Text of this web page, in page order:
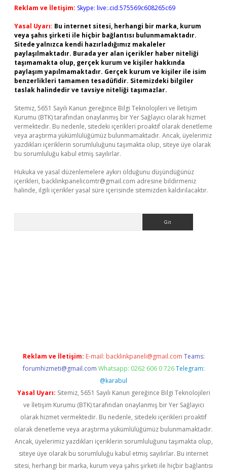
Reklam ve İletişim: Skype: live:.cid.575569c608265c69
Yasal Uyarı: Bu internet sitesi, herhangi bir marka, kurum
veya şahıs şirketi ile hiçbir bağlantısı bulunmamaktadır.
Sitede yalnızca kendi hazırladığımız makaleler
paylaşılmaktadır. Burada yer alan içerikler haber niteliği
taşımamakta olup, gerçek kurum ve kişiler hakkında
paylaşım yapılmamaktadır. Gerçek kurum ve kişiler ile isim
benzerlikleri tamamen tesadüfidir. Sitemizdeki bilgiler
taslak halindedir ve tavsiye niteliği taşımazlar.
Sitemiz, 5651 Sayılı Kanun gereğince Bilgi Teknolojileri ve İletişim
Kurumu (BTK) tarafından onaylanmış bir Yer Sağlayıcı olarak hizmet
vermektedir. Bu nedenle, sitedeki içerikleri proaktif olarak denetleme
veya araştırma yükümlülüğümüz bulunmamaktadır. Ancak, üyelerimiz
yazdıkları içeriklerin sorumluluğunu taşımakta olup, siteye üye olarak
bu sorumluluğu kabul etmiş sayılırlar.
Hukuka ve yasal düzenlemelere aykırı olduğunu düşündüğünüz
içerikleri, backlinkpanelicomtr@gmail.com adresine bildirmeniz
halinde, ilgili içerikler yasal süre içerisinde sitemizden kaldırılacaktır.
Reklam ve İletişim: E-mail: backlinkpaneli@gmail.com Teams:
forumhizmeti@gmail.com Whatsapp: 0262 606 0 726 Telegram:
@karabul
Yasal Uyarı: Sitemiz, 5651 Sayılı Kanun gereğince Bilgi Teknolojileri
ve İletişim Kurumu (BTK) tarafından onaylanmış bir Yer Sağlayıcı
olarak hizmet vermektedir. Bu nedenle, sitedeki içerikleri proaktif
olarak denetleme veya araştırma yükümlülüğümüz bulunmamaktadır.
Ancak, üyelerimiz yazdıkları içeriklerin sorumluluğunu taşımakta olup,
siteye üye olarak bu sorumluluğu kabul etmiş sayılırlar. Bu internet
sitesi, herhangi bir marka, kurum veya şahıs şirketi ile hiçbir bağlantısı